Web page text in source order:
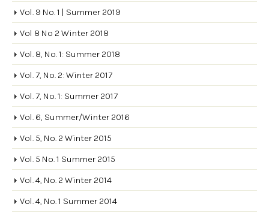
Vol. 9 No. 1 | Summer 2019
Vol 8 No 2 Winter 2018
Vol. 8, No. 1: Summer 2018
Vol. 7, No. 2: Winter 2017
Vol. 7, No. 1: Summer 2017
Vol. 6, Summer/Winter 2016
Vol. 5, No. 2 Winter 2015
Vol. 5 No. 1 Summer 2015
Vol. 4, No. 2 Winter 2014
Vol. 4, No. 1 Summer 2014